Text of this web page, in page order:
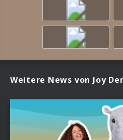
Weitere News von Joy